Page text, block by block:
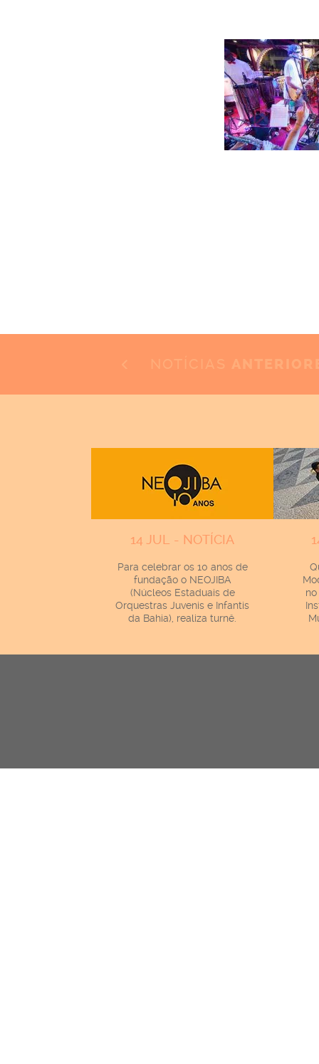
14 JUL - NOTÍCIA
Para celebrar os 10 anos de
fundação o NEOJIBA
(Núcleos Estaduais de
Orquestras Juvenis e Infantis
da Bahia), realiza turnê.